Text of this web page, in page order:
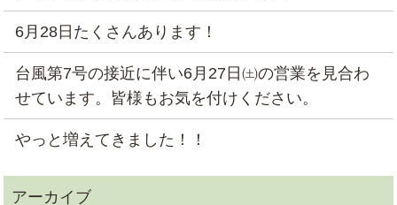
6月28日たくさんあります！
台風第7号の接近に伴い6月27日㈯の営業を見合わ
せています。皆様もお気を付けください。
やっと増えてきました！！